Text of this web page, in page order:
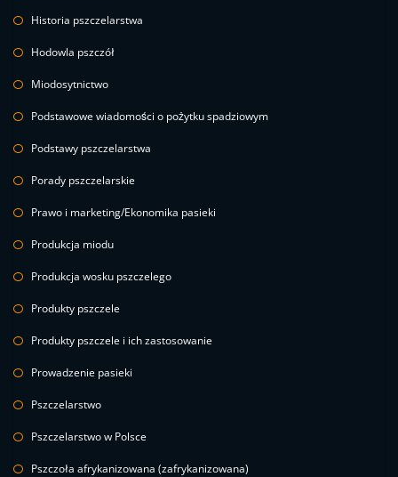
Historia pszczelarstwa
Hodowla pszczół
Miodosytnictwo
Podstawowe wiadomości o pożytku spadziowym
Podstawy pszczelarstwa
Porady pszczelarskie
Prawo i marketing/Ekonomika pasieki
Produkcja miodu
Produkcja wosku pszczelego
Produkty pszczele
Produkty pszczele i ich zastosowanie
Prowadzenie pasieki
Pszczelarstwo
Pszczelarstwo w Polsce
Pszczoła afrykanizowana (zafrykanizowana)